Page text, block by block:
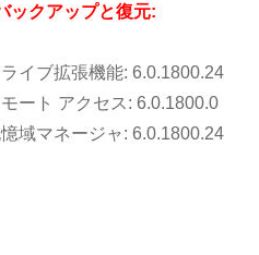
ックアップと復元:
イブ拡張機能: 6.0.1800.24
ート アクセス: 6.0.1800.0
域マネージャ: 6.0.1800.24